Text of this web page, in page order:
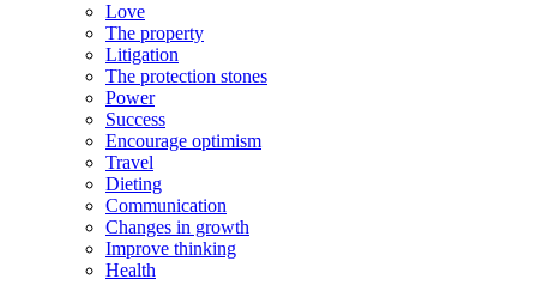
Love
The property
Litigation
The protection stones
Power
Success
Encourage optimism
Travel
Dieting
Communication
Changes in growth
Improve thinking
Health